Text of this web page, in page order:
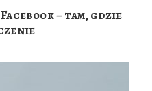
– tam, gdzie